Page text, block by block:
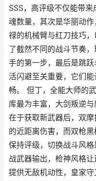
SSS，高评级不仅能带
魂数量，其次是华丽动
禄的机械臂与红刀技巧
了截然不同的战斗节奏
手的第一步，最后是跳
活闪避至关重要，它们
畅。 但丁，全能大师的
库最为丰富，大剑叛逆
在于获取新武器后，双
的近距离伤害，而双枪
保持评级，切换战斗风
战武器输出，枪神风格
提供无敌机动性，皇家